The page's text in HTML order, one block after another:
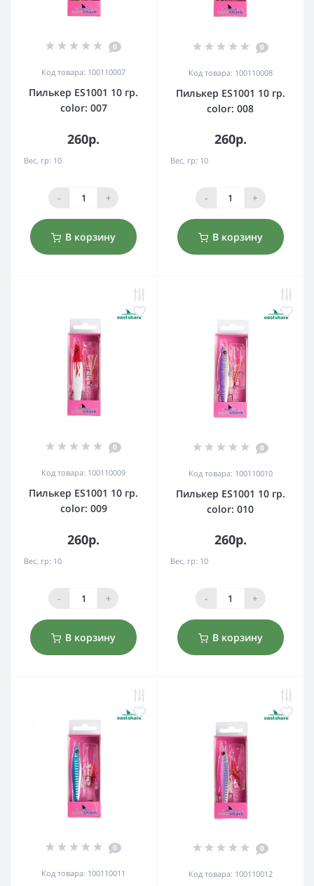
0
Код товара: 100110007
Пилькер ES1001 10 гр.
color: 007
260р.
Вес, гр: 10
- +
В корзину
0
Код товара: 100110008
Пилькер ES1001 10 гр.
color: 008
260р.
Вес, гр: 10
- +
В корзину
0
Код товара: 100110009
Пилькер ES1001 10 гр.
color: 009
260р.
Вес, гр: 10
- +
В корзину
0
Код товара: 100110010
Пилькер ES1001 10 гр.
color: 010
260р.
Вес, гр: 10
- +
В корзину
0
Код товара: 100110011
0
Код товара: 100110012